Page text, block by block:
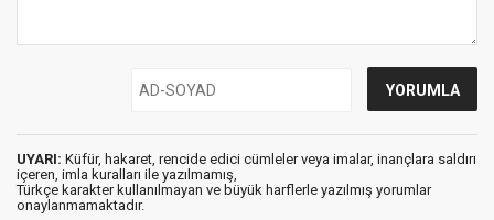
UYARI: Küfür, hakaret, rencide edici cümleler veya imalar, inançlara saldırı
içeren, imla kuralları ile yazılmamış,
Türkçe karakter kullanılmayan ve büyük harflerle yazılmış yorumlar
onaylanmamaktadır.